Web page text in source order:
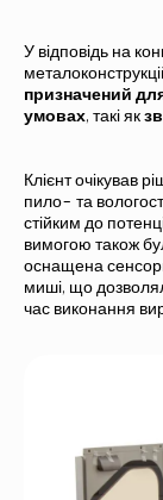
У відповідь на
призначений
умовах, такі як
Клієнт очікував
пило- та
стійким до
вимогою також
оснащена
миші, що
час виконання